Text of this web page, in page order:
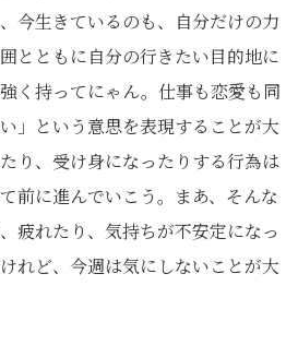
今生きているのも、自分だけの力
とともに自分の行きたい目的地に
く持ってにゃん。仕事も恋愛も同
」という意思を表現することが大
り、受け身になったりする行為は
前に進んでいこう。まあ、そんな
疲れたり、気持ちが不安定になっ
れど、今週は気にしないことが大